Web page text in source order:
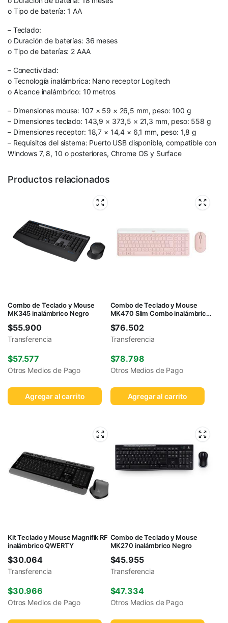
o Tipo de batería: 1 AA
– Teclado:
o Duración de baterías: 36 meses
o Tipo de baterías: 2 AAA
– Conectividad:
o Tecnología inalámbrica: Nano receptor Logitech
o Alcance inalámbrico: 10 metros
– Dimensiones mouse: 107 × 59 × 26,5 mm, peso: 100 g
– Dimensiones teclado: 143,9 × 373,5 × 21,3 mm, peso: 558 g
– Dimensiones receptor: 18,7 × 14,4 × 6,1 mm, peso: 1,8 g
– Requisitos del sistema: Puerto USB disponible, compatible con
Windows 7, 8, 10 o posteriores, Chrome OS y Surface
Productos relacionados
Combo de Teclado y Mouse
MK345 inalámbrico Negro
$55.900
Transferencia
$57.577
Otros Medios de Pago
Agregar al carrito
Combo de Teclado y Mouse
MK470 Slim Combo inalámbrico
$76.502
Transferencia
$78.798
Otros Medios de Pago
Agregar al carrito
Kit Teclado y Mouse Magnifik RF
inalámbrico QWERTY
$30.064
Transferencia
$30.966
Otros Medios de Pago
Combo de Teclado y Mouse
MK270 inalámbrico Negro
$45.955
Transferencia
$47.334
Otros Medios de Pago